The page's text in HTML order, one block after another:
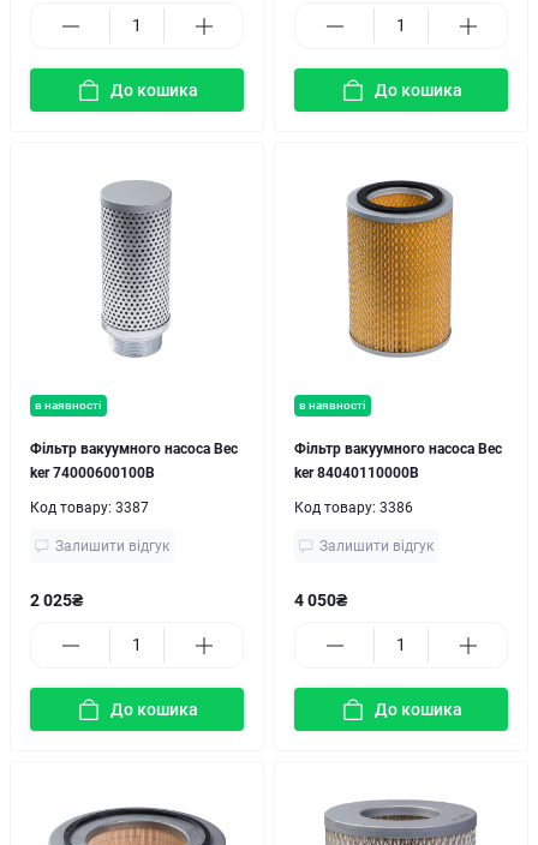
До кошика До кошика
в наявності
Фільтр вакуумного насоса Bec
ker 74000600100B
Код товару: 3387
Залишити відгук
2 025₴
До кошика
в наявності
Фільтр вакуумного насоса Bec
ker 84040110000B
Код товару: 3386
Залишити відгук
4 050₴
До кошика